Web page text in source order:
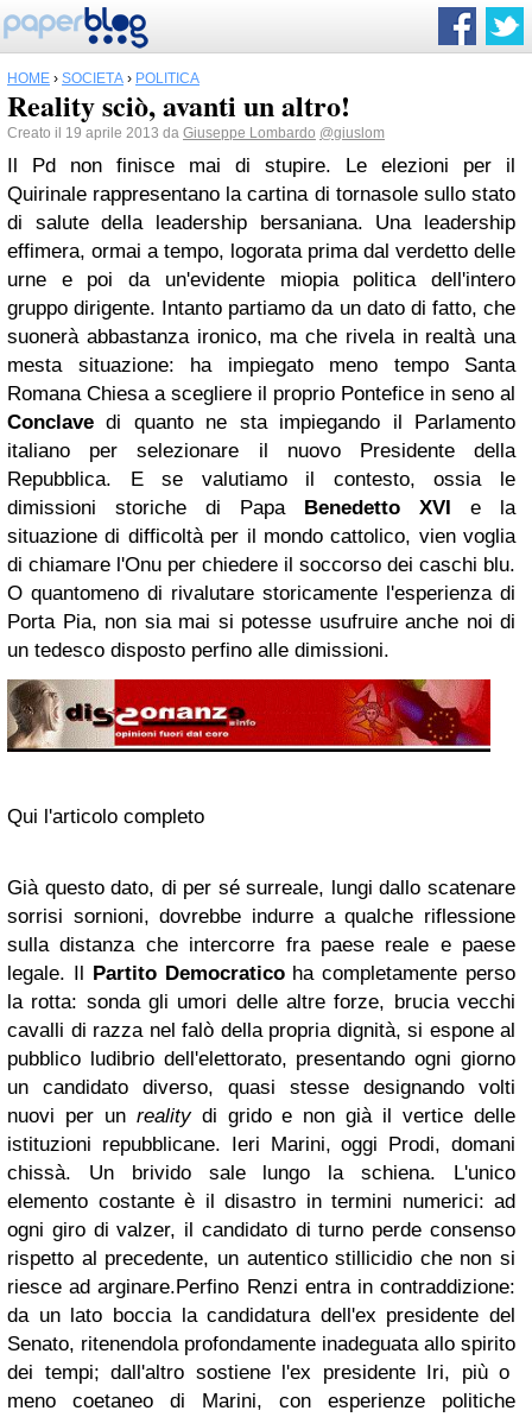
HOME › SOCIETÀ › POLITICA
Reality sciò, avanti un altro!
Creato il 19 aprile 2013 da Giuseppe Lombardo @giuslom
Il Pd non finisce mai di stupire. Le elezioni per il
Quirinale rappresentano la cartina di tornasole sullo stato
di salute della leadership bersaniana. Una leadership
effimera, ormai a tempo, logorata prima dal verdetto delle
urne e poi da un'evidente miopia politica dell'intero
gruppo dirigente. Intanto partiamo da un dato di fatto, che
suonerà abbastanza ironico, ma che rivela in realtà una
mesta situazione: ha impiegato meno tempo Santa
Romana Chiesa a scegliere il proprio Pontefice in seno al
Conclave di quanto ne sta impiegando il Parlamento
italiano per selezionare il nuovo Presidente della
Repubblica. E se valutiamo il contesto, ossia le
dimissioni storiche di Papa Benedetto XVI e la
situazione di difficoltà per il mondo cattolico, vien voglia
di chiamare l'Onu per chiedere il soccorso dei caschi blu.
O quantomeno di rivalutare storicamente l'esperienza di
Porta Pia, non sia mai si potesse usufruire anche noi di
un tedesco disposto perfino alle dimissioni.
Qui l'articolo completo
Già questo dato, di per sé surreale, lungi dallo scatenare
sorrisi sornioni, dovrebbe indurre a qualche riflessione
sulla distanza che intercorre fra paese reale e paese
legale. Il
Partito Democraticoha completamente perso
la rotta: sonda gli umori delle altre forze, brucia vecchi
cavalli di razza nel falò della propria dignità, si espone al
pubblico ludibrio dell'elettorato, presentando ogni giorno
un candidato diverso, quasi stesse designando volti
nuovi per un realitydi grido e non già il vertice delle
istituzioni repubblicane. Ieri Marini, oggi Prodi, domani
chissà. Un brivido sale lungo la schiena. L'unico
elemento costante è il disastro in termini numerici: ad
ogni giro di valzer, il candidato di turno perde consenso
rispetto al precedente, un autentico stillicidio che non si
riesce ad arginare. Perfino Renzi entra in contraddizione:
da un lato boccia la candidatura dell'ex presidente del
Senato, ritenendola profondamente inadeguata allo spirito
dei tempi; dall'altro sostiene l'ex presidente Iri, più o
meno coetaneo di Marini, con esperienze politiche